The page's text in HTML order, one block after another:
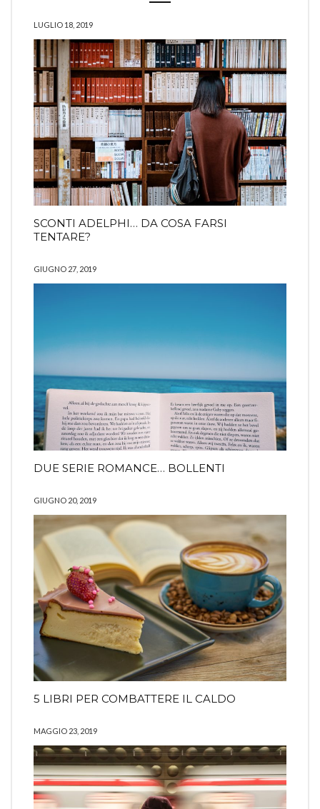
LUGLIO 18, 2019
SCONTI ADELPHI… DA COSA FARSI
TENTARE?
GIUGNO 27, 2019
DUE SERIE ROMANCE… BOLLENTI
GIUGNO 20, 2019
5 LIBRI PER COMBATTERE IL CALDO
MAGGIO 23, 2019